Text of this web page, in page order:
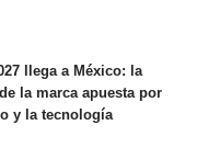
llega a México: la
la marca apuesta por
y la tecnología